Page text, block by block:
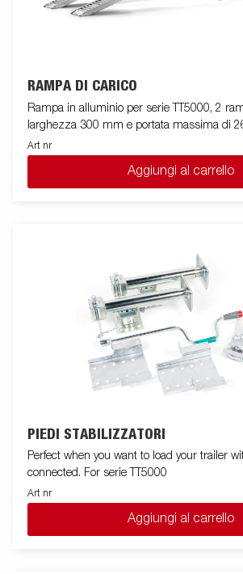
RAMPA DI CARICO
Rampa in alluminio per serie TT5000, 2
larghezza 300 mm e portata massima di
Art nr
Aggiungi al carrello
PIEDI STABILIZZATORI
Perfect when you want to load your trailer
connected. For serie TT5000
Art nr
Aggiungi al carrello